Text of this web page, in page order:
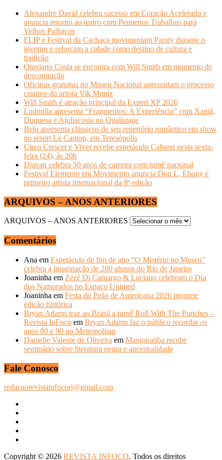
Alexandre David celebra sucesso em Coração Acelerado e
anuncia retorno ao teatro com Pequenos Trabalhos para
Velhos Palhaços
FLIP e Festival da Cachaça movimentam Paraty durante o
inverno e reforçam a cidade como destino de cultura e
tradição
Otaviano Costa se encontra com Will Smith em momento de
descontração
Oficinas gratuitas no Museu Nacional apresentam o processo
criativo do artista Vik Muniz
Will Smith é atração principal da Expert XP 2026
Ludmilla apresenta “Fragmentos: A Experiência” com Xamã,
Duquesa e Ajuliacosta no Qualistage
Belo apresenta clássicos de seu repertório romântico em show
no resort Le Canton, em Teresópolis
Circo Crescer e Viver recebe espetáculo Cabaret nesta sexta-
feira (24), às 20h
Djavan celebra 50 anos de carreira com turnê nacional
Festival Elemento em Movimento anuncia Don L, Ebony e
primeiro artista internacional da 8ª edição
ARQUIVOS – ANOS ANTERIORES
ARQUIVOS – ANOS ANTERIORES
Comentários
Ana em Espetáculo de fim de ano “O Mistério no Museu”
celebra a imaginação de 280 alunos do Rio de Janeiro
Joaninha em Zezé Di Camargo & Luciano celebram o Dia
dos Namorados no Espaço Unimed
Joaninha em Festa do Peão de Americana 2026 promete
edição histórica
Bryan Adams traz ao Brasil a turnê Roll With The Punches –
Revista InFoco em Bryan Adams faz o público recordar os
anos 80 e 90 no Metropolitan
Danielle Valente de Oliveira em Mangaratiba recebe
seminário sobre literatura negra e ancestralidade
Fale Conosco
redacaorevistainfocorj@gmail.com
Copyright © 2026 REVISTA INFOCO. Todos os direitos